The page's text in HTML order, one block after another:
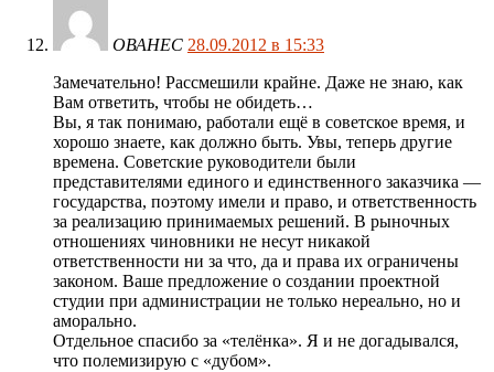
ОВАНЕС 28.09.2012 в 15:33
Замечательно! Рассмешили крайне. Даже не знаю, как
Вам ответить, чтобы не обидеть…
Вы, я так понимаю, работали ещё в советское время, и
хорошо знаете, как должно быть. Увы, теперь другие
времена. Советские руководители были
представителями единого и единственного заказчика —
государства, поэтому имели и право, и ответственность
за реализацию принимаемых решений. В рыночных
отношениях чиновники не несут никакой
ответственности ни за что, да и права их ограничены
законом. Ваше предложение о создании проектной
студии при администрации не только нереально, но и
аморально.
Отдельное спасибо за «телёнка». Я и не догадывался,
что полемизирую с «дубом».